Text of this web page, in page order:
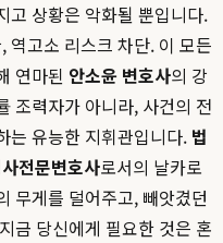
고 상황은 악화될 뿐입니다.
역고소 리스크 차단. 이 모든
연마된 안소윤 변호사의 강
조력자가 아니라, 사건의 전
는 유능한 지휘관입니다. 법
전문변호사로서의 날카로
무게를 덜어주고, 빼앗겼던
금 당신에게 필요한 것은 혼